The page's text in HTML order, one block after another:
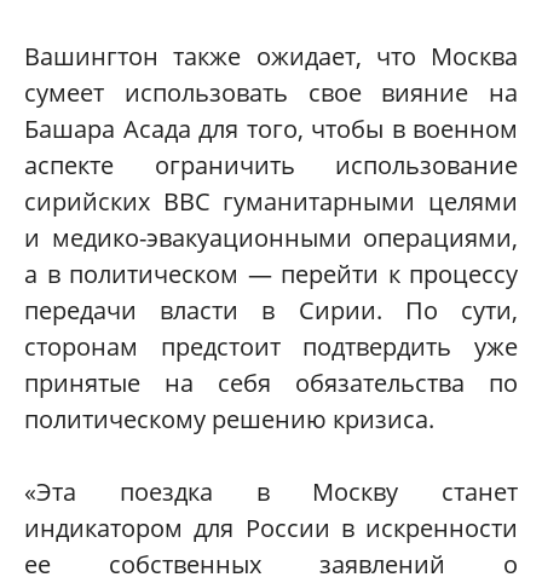
Вашингтон также ожидает, что Москва
сумеет использовать свое вияние на
Башара Асада для того, чтобы в военном
аспекте ограничить использование
сирийских ВВС гуманитарными целями
и медико-эвакуационными операциями,
а в политическом — перейти к процессу
передачи власти в Сирии. По сути,
сторонам предстоит подтвердить уже
принятые на себя обязательства по
политическому решению кризиса.
«Эта поездка в Москву станет
индикатором для России в искренности
ее собственных заявлений о